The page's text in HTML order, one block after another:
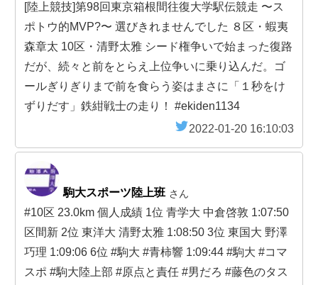
[陸上競技]第98回東京箱根間往復大学駅伝競走 〜ス
ポトウ的MVP?〜 選びきれませんでした ８区・蝦夷
森章太 10区・清野太雅 シード権争いで始まった復路
だが、続々と前をとらえ上位争いに乗り込んだ。ゴ
ールぎりぎりまで前を食らう姿はまさに「１秒をけ
ずりだす」鉄紺戦士の走り！ #ekiden1134
2022-01-20 16:10:03
駒大スポーツ陸上班 さん
#10区 23.0km 個人成績 1位 青学大 中倉啓敦 1:07:50
区間新 2位 東洋大 清野太雅 1:08:50 3位 東国大 野澤
巧理 1:09:06 6位 #駒大 #青柿響 1:09:44 #駒大 #コマ
スポ #駒大陸上部 #原点と責任 #男だろ #藤色のタス